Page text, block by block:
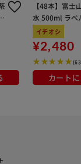
【48本】富士
水 500ml ラベ
イチオシ
¥2,480
カート